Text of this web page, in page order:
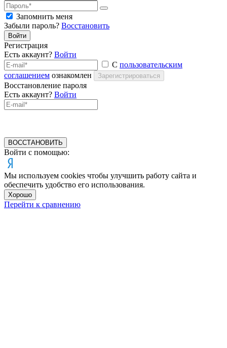
Запомнить меня
Забыли пароль? Восстановить
Войти
Регистрация
Есть аккаунт? Войти
С пользовательским
соглашением ознакомлен Зарегистрироваться
Восстановление пароля
Есть аккаунт? Войти
ВОССТАНОВИТЬ
Войти с помощью:
Мы используем cookies чтобы улучшить работу сайта и
обеспечить удобство его использования.
Хорошо
Перейти к сравнению